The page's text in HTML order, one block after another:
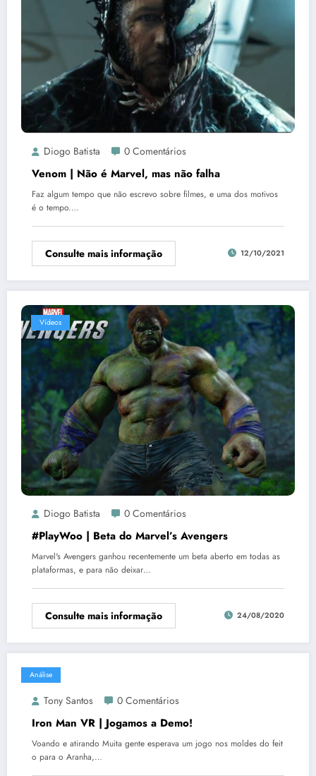
Diogo Batista 0 Comentários
Venom | Não é Marvel, mas não falha
Faz algum tempo que não escrevo sobre filmes, e uma dos motivos
é o tempo.…
Consulte mais informação 12/10/2021
Vídeos
Diogo Batista 0 Comentários
#PlayWoo | Beta do Marvel’s Avengers
Marvel's Avengers ganhou recentemente um beta aberto em todas as
plataformas, e para não deixar…
Consulte mais informação 24/08/2020
Análise
Tony Santos 0 Comentários
Iron Man VR | Jogamos a Demo!
Voando e atirando Muita gente esperava um jogo nos moldes do feit
o para o Aranha,…